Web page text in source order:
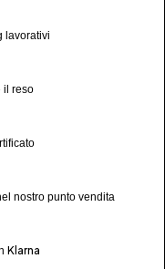
lavorativi
il reso
nostro punto vendita
Klarna